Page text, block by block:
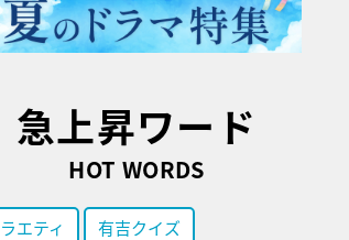
急上昇ワード
HOT WORDS
エティ 有吉クイズ